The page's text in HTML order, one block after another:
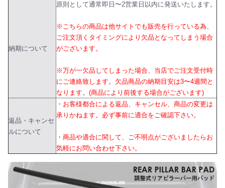
納期について
原則として通常即日〜2営業日以内に発送いたします。
※こちらの商品は他サイトでも販売を行っている為、
ご注文頂くタイミングにより欠品となってしまう場合
がございます。
※万が一欠品してしまった場合、当店でご注文受付時
にご連絡致します。欠品商品の納期目安は3〜4週間と
なります。(商品により前後する場合がございます)
返品・キャンセ
ルについて
・お客様都合による返品、キャンセル、商品の変更は
承りかねます。必ず事前に適合をご確認下さい。
・商品や適合に関して、ご不明点がございましたらお
気軽にお問い合わせ下さい。